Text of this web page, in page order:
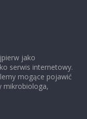
jako
serwis internetowy.
mogące pojawić
mikrobiologa,